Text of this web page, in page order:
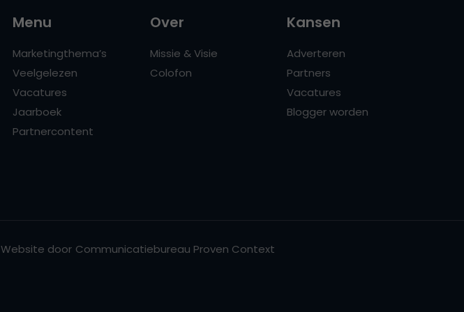
Menu
Marketingthema’s
Veelgelezen
Vacatures
Jaarboek
Partnercontent
Over
Missie & Visie
Colofon
Kansen
Adverteren
Partners
Vacatures
Blogger worden
Website door Communicatiebureau Proven Context